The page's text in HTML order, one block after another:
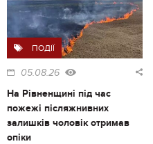
ПОДІЇ
05.08.26
На Рівненщині під час
пожежі післяжнивних
залишків чоловік отримав
опіки